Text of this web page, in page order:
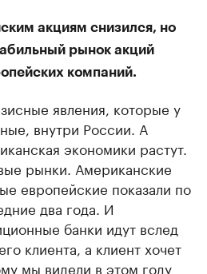
акциям снизился, но
рынок акций
компаний.
явления, которые у
внутри России. А
экономики растут.
рынки. Американские
европейские показали по
два года. И
банки идут вслед
клиента, а клиент хочет
мы видели в этом году